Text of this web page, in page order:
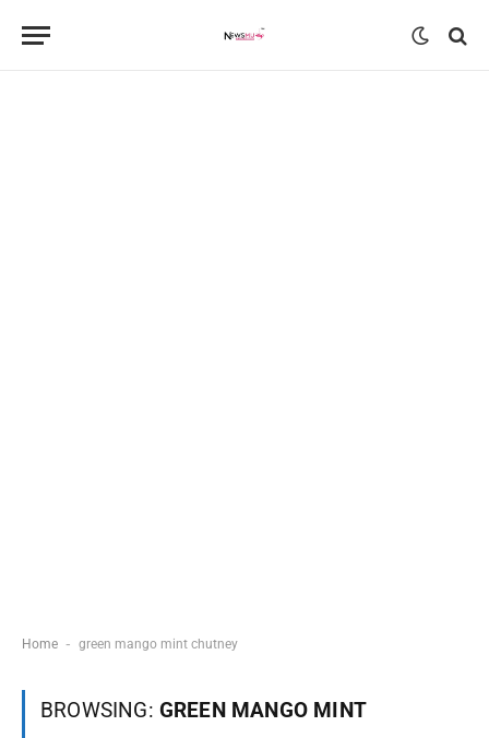
Home - green mango mint chutney
BROWSING: GREEN MANGO MINT